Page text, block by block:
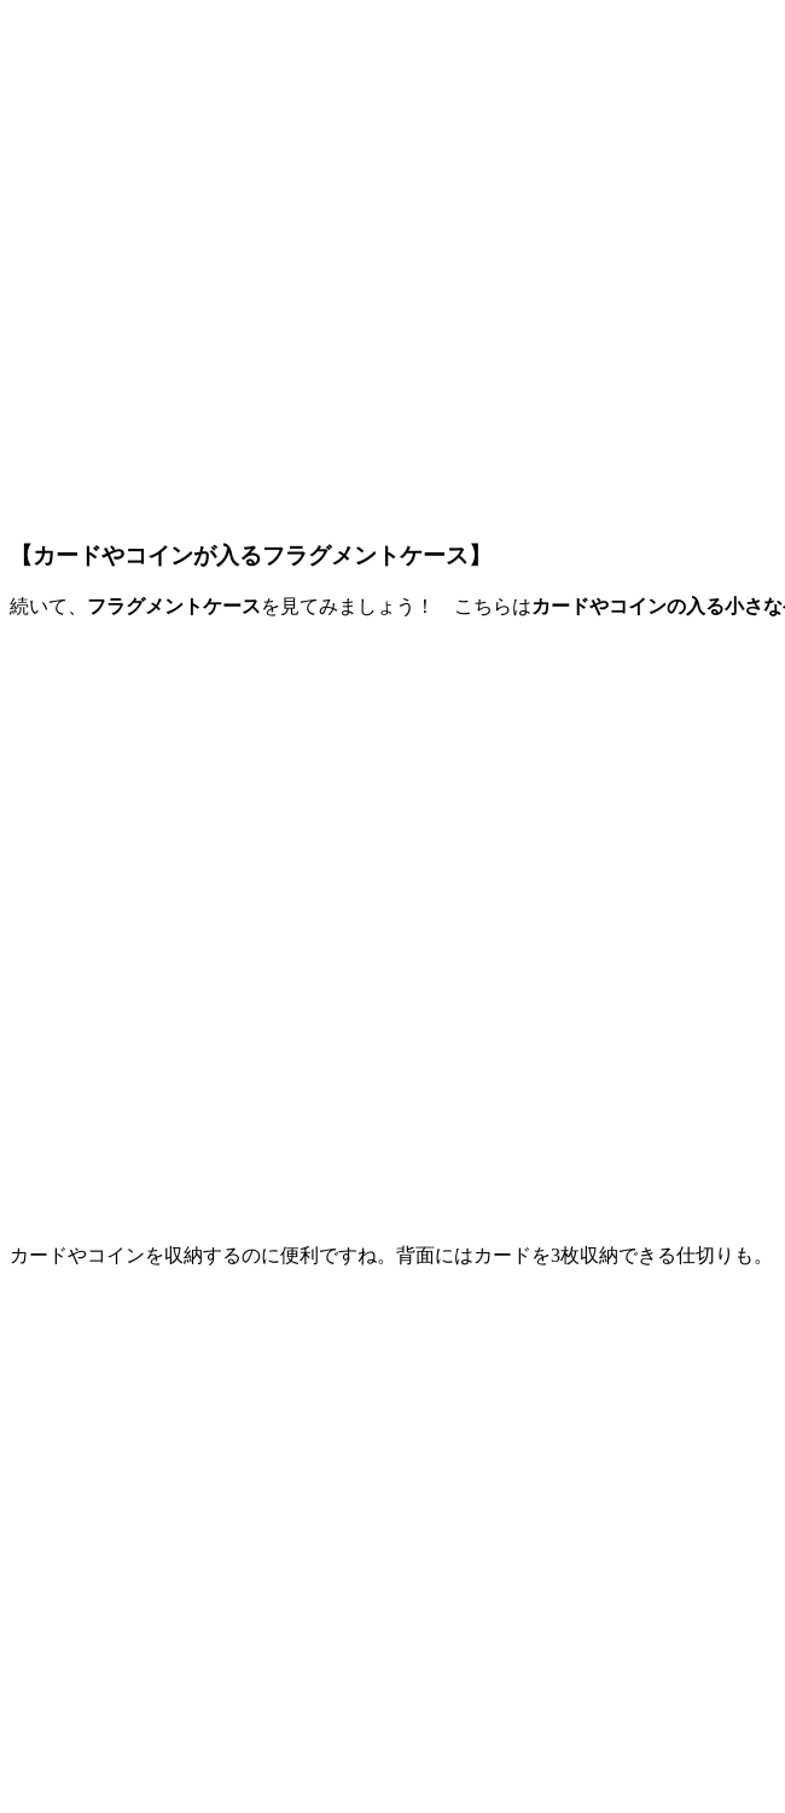
【カードやコインが入るフラグメントケース】
続いて、 フラグメントケースを見てみましょう！ こちらはカードやコインの入る小さ
カードやコインを収納するのに便利ですね。背面にはカードを3枚収納できる仕切りも。